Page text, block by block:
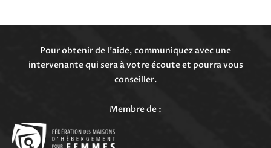
Pour obtenir de l’aide, communiquez avec une
intervenante qui sera à votre écoute et pourra vous
conseiller.
Membre de :